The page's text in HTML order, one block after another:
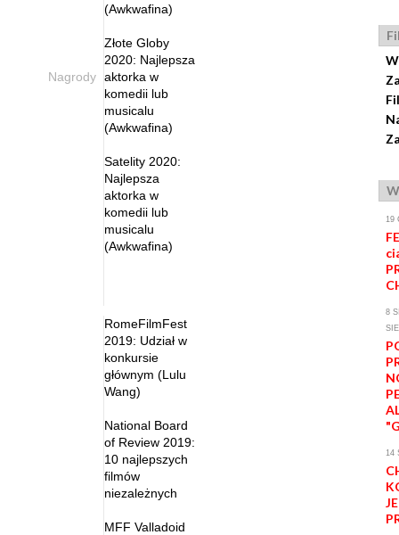
Nagrody
(Awkwafina)
Złote Globy
2020: Najlepsza
aktorka w
komedii lub
musicalu
(Awkwafina)
Satelity 2020:
Najlepsza
aktorka w
komedii lub
musicalu
(Awkwafina)
RomeFilmFest
2019: Udział w
konkursie
głównym (Lulu
Wang)
National Board
of Review 2019:
10 najlepszych
filmów
niezależnych
MFF Valladoid
19
8
14